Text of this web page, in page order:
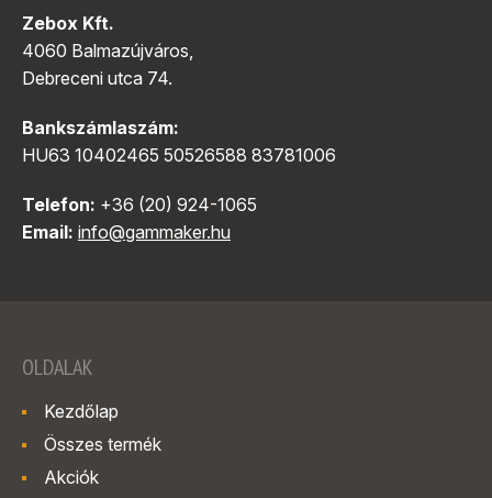
Zebox Kft.
4060 Balmazújváros,
Debreceni utca 74.
Bankszámlaszám:
HU63 10402465 50526588 83781006
Telefon: +36 (20) 924-1065
Email: info@gammaker.hu
OLDALAK
Kezdőlap
Összes termék
Akciók